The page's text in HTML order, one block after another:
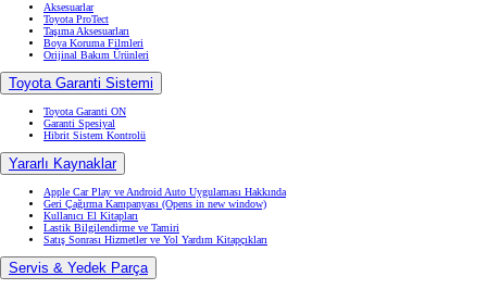
Aksesuarlar
Toyota ProTect
Taşıma Aksesuarları
Boya Koruma Filmleri
Orijinal Bakım Ürünleri
Toyota Garanti Sistemi
Toyota Garanti ON
Garanti Spesiyal
Hibrit Sistem Kontrolü
Yararlı Kaynaklar
Apple Car Play ve Android Auto Uygulaması Hakkında
Geri Çağırma Kampanyası (Opens in new window)
Kullanıcı El Kitapları
Lastik Bilgilendirme ve Tamiri
Satış Sonrası Hizmetler ve Yol Yardım Kitapçıkları
Servis & Yedek Parça